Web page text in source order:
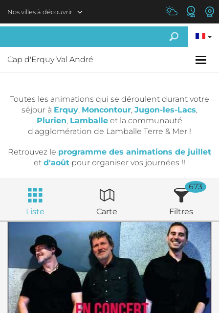
Nos villes à découvrir
Cap d'Erquy Val André
Toutes les animations qui se déroulent durant votre
séjour à Erquy, Moncontour, Jugon-les-Lacs,
Plurien, Lamballe et la communauté
d'agglomération de Lamballe Terre & Mer !
Retrouvez le programme des animations de juillet
et d'août pour organiser vos journées !!
Liste Carte Filtres
673